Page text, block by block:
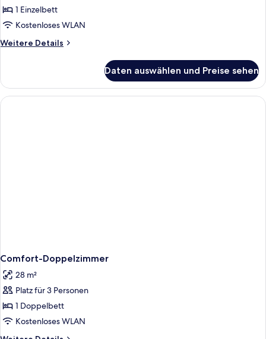
1 Einzelbett
Kostenloses WLAN
Weitere Details
Weitere
Doppelzimmer
zur
Einzelnutzung
Daten auswählen und Preise sehen
Comfort-Doppelzimmer
28 m²
Platz für 3 Personen
1 Doppelbett
Kostenloses WLAN